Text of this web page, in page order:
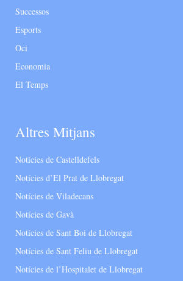
Successos
Esports
Oci
Economia
El Temps
Altres Mitjans
Notícies de Castelldefels
Notícies d’El Prat de Llobregat
Notícies de Viladecans
Notícies de Gavà
Notícies de Sant Boi de Llobregat
Notícies de Sant Feliu de Llobregat
Notícies de l’Hospitalet de Llobregat